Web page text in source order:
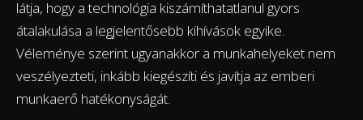
látja, hogy a technológia kiszámíthatatlanul gyors
átalakulása a legjelentősebb kihívások egyike.
Véleménye szerint ugyanakkor a munkahelyeket nem
veszélyezteti, inkább kiegészíti és javítja az emberi
munkaerő hatékonyságát.